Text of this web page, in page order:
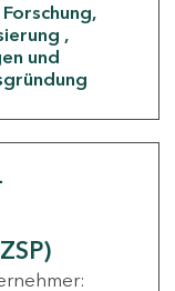
Forschung,
und